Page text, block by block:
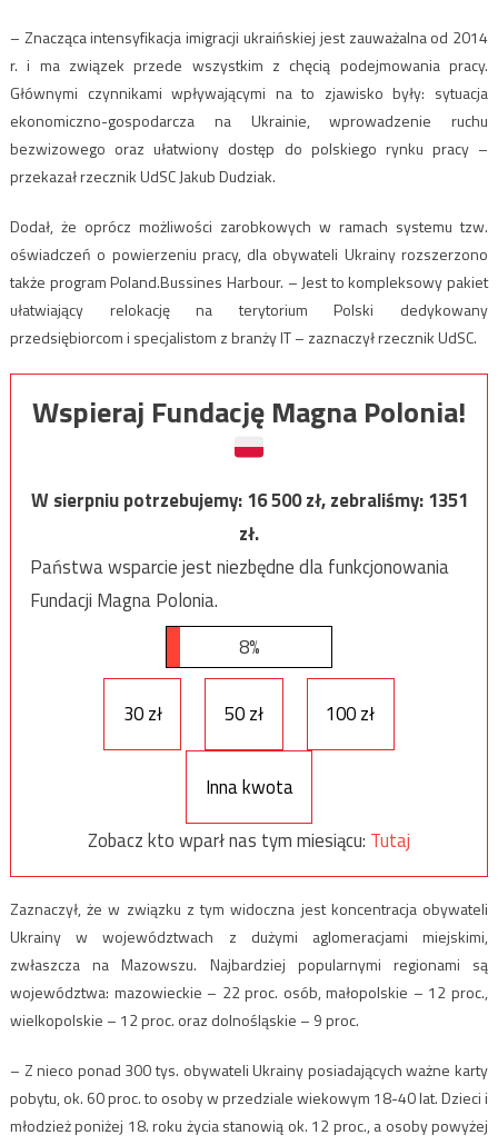
– Znacząca intensyfikacja imigracji ukraińskiej jest zauważalna od 2014
r. i ma związek przede wszystkim z chęcią podejmowania pracy.
Głównymi czynnikami wpływającymi na to zjawisko były: sytuacja
ekonomiczno-gospodarcza na Ukrainie, wprowadzenie ruchu
bezwizowego oraz ułatwiony dostęp do polskiego rynku pracy –
przekazał rzecznik UdSC Jakub Dudziak.
Dodał, że oprócz możliwości zarobkowych w ramach systemu tzw.
oświadczeń o powierzeniu pracy, dla obywateli Ukrainy rozszerzono
także program Poland.Bussines Harbour. – Jest to kompleksowy pakiet
ułatwiający relokację na terytorium Polski dedykowany
przedsiębiorcom i specjalistom z branży IT – zaznaczył rzecznik UdSC.
Wspieraj Fundację Magna Polonia!
W sierpniu potrzebujemy:16 500zł, zebraliśmy:1351
zł.
Państwa wsparcie jest niezbędne dla funkcjonowania
Fundacji Magna Polonia.
8%
30 zł 50 zł 100 zł
Inna kwota
Zobacz kto wparł nas tym miesiącu: Tutaj
Zaznaczył, że w związku z tym widoczna jest koncentracja obywateli
Ukrainy w województwach z dużymi aglomeracjami miejskimi,
zwłaszcza na Mazowszu. Najbardziej popularnymi regionami są
województwa: mazowieckie – 22 proc. osób, małopolskie – 12 proc.,
wielkopolskie – 12 proc. oraz dolnośląskie – 9 proc.
– Z nieco ponad 300 tys. obywateli Ukrainy posiadających ważne karty
pobytu, ok. 60 proc. to osoby w przedziale wiekowym 18-40 lat. Dzieci i
młodzież poniżej 18. roku życia stanowią ok. 12 proc., a osoby powyżej